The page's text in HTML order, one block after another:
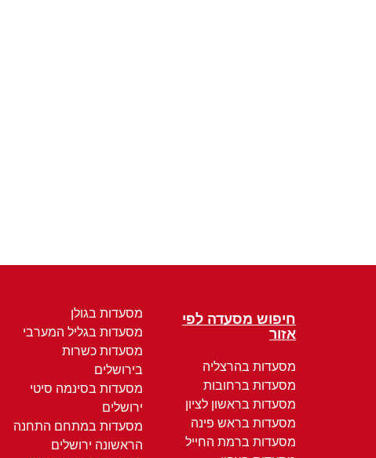
חיפוש מסעדה לפי
אזור
מסעדות בהרצליה
מסעדות ברחובות
מסעדות בראשון לציון
מסעדות בראש פינה
מסעדות ברמת החייל
מסעדות בגולן
מסעדות בגליל המערבי
מסעדות כשרות
בירושלים
מסעדות בסינמה סיטי
ירושלים
מסעדות במתחם התחנה
הראשונה ירושלים